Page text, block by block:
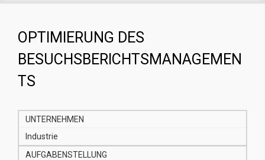
OPTIMIERUNG DES
BESUCHSBERICHTSMANAGEMEN
TS
UNTERNEHMEN
Industrie
AUFGABENSTELLUNG